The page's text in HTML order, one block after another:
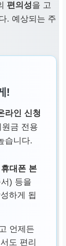
편의성을 고
. 예상되는 주
!
라인 신청
금 전용
습니다.
휴대폰 본
) 등을
하게 됩
언제든
도 편리